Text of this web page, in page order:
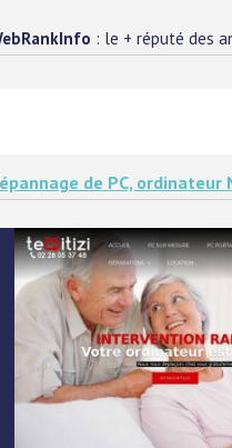
: le + réputé des
de PC, ordinateur